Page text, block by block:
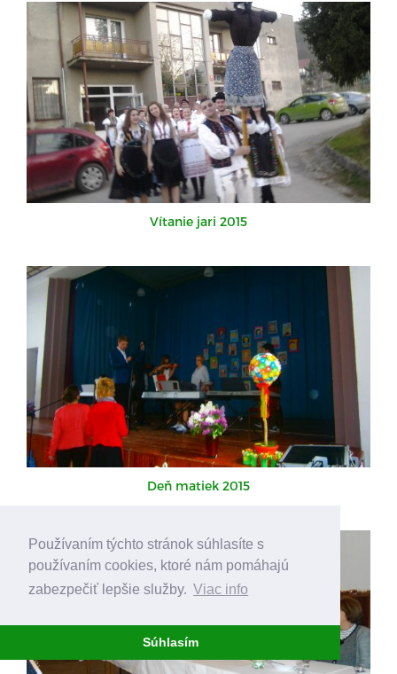
Používaním týchto stránok súhlasíte s
používaním cookies, ktoré nám pomáhajú
zabezpečiť lepšie služby. Viac info
Súhlasím
Vítanie jari 2015
Deň matiek 2015